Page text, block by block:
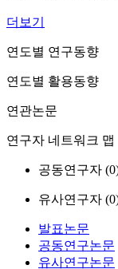
더보기
연도별 연구동향
연도별 활용동향
연관논문
연구자 네트워크 맵
공동연구자 (0
유사연구자 (0
발표논문
공동연구논문
유사연구논문